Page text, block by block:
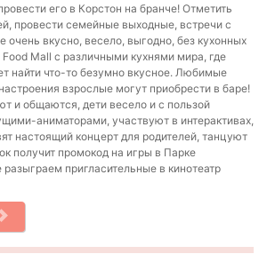
его в Корстон на бранче! Отметить
провести семейные выходные, встречи с
очень вкусно, весело, выгодно, без кухонных
Mall с различными кухнями мира, где
найти что-то безумно вкусное. Любимые
взрослые могут приобрести в баре!
и общаются, дети весело и с пользой
аниматорами, участвуют в интерактивах,
настоящий концерт для родителей, танцуют
получит промокод на игры в Парке
пригласительные в кинотеатр